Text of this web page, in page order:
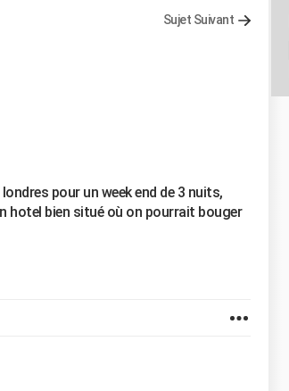
Sujet Suivant
pour un week end de 3 nuits,
hotel bien situé où on pourrait bouger